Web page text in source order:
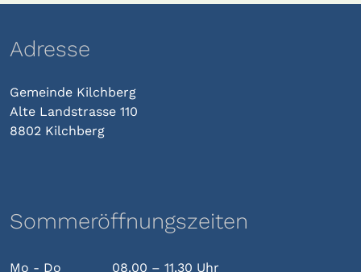
Adresse
Gemeinde Kilchberg
Alte Landstrasse 110
8802 Kilchberg
Sommeröffnungszeiten
Mo - Do 08.00 – 11.30 Uhr